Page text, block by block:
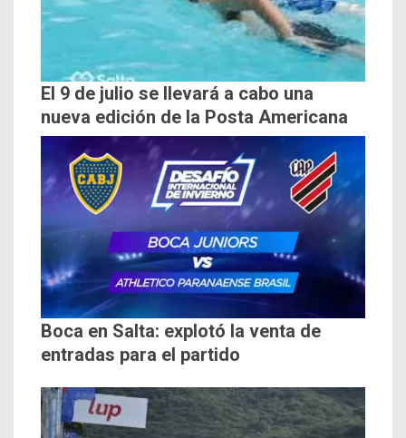
El 9 de julio se llevará a cabo una
nueva edición de la Posta Americana
Boca en Salta: explotó la venta de
entradas para el partido